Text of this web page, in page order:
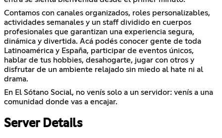
Contamos con canales organizados, roles personalizables,
actividades semanales y un staff dividido en cuerpos
profesionales que garantizan una experiencia segura,
dinámica y divertida. Acá podés conocer gente de toda
Latinoamérica y España, participar de eventos únicos,
hablar de tus hobbies, desahogarte, jugar con otros y
disfrutar de un ambiente relajado sin miedo al hate ni al
drama.
En El Sótano Social, no venís solo a un servidor: venís a una
comunidad donde vas a encajar.
Server Details